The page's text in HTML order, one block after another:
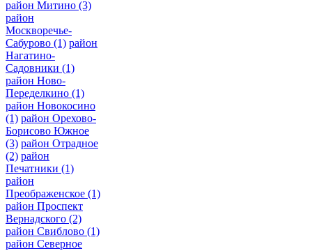
район Митино (3)
район
Москворечье-
Сабурово (1) район
Нагатино-
Садовники (1)
район Ново-
Переделкино (1)
район Новокосино
(1) район Орехово-
Борисово Южное
(3) район Отрадное
(2) район
Печатники (1)
район
Преображенское (1)
район Проспект
Вернадского (2)
район Свиблово (1)
район Северное